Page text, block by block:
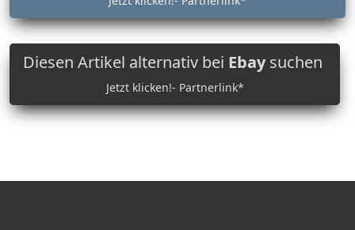
Diesen Artikel alternativ bei Ebaysuchen
Jetzt klicken!- Partnerlink*